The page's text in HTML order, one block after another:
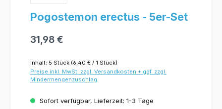
Pogostemon erectus - 5er-Set
31,98 €
Inhalt: 5 Stück (6,40 € / 1 Stück)
Preise inkl. MwSt. zzgl. Versandkosten + ggf. zzgl.
Mindermengenzuschlag
Sofort verfügbar, Lieferzeit: 1-3 Tage